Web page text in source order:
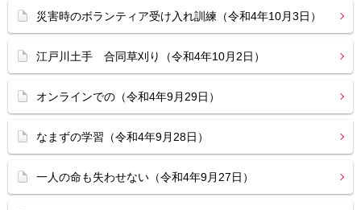
災害時のボランティア受け入れ訓練（令和4年10月3日）
江戸川土手 合同草刈り（令和4年10月2日）
オンラインでの（令和4年9月29日）
なまずの学習（令和4年9月28日）
一人の命も失わせない（令和4年9月27日）